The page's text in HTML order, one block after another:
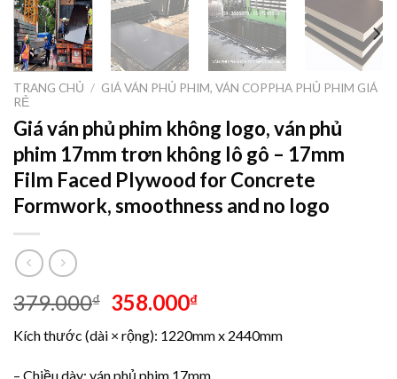
TRANG CHỦ / GIÁ VÁN PHỦ PHIM, VÁN COPPHA PHỦ PHIM GIÁ
RẺ
Giá ván phủ phim không logo, ván phủ
phim 17mm trơn không lô gô – 17mm
Film Faced Plywood for Concrete
Formwork, smoothness and no logo
379.000₫ 358.000₫
Kích thước (dài × rộng): 1220mm x 2440mm
– Chiều dày: ván phủ phim 17mm